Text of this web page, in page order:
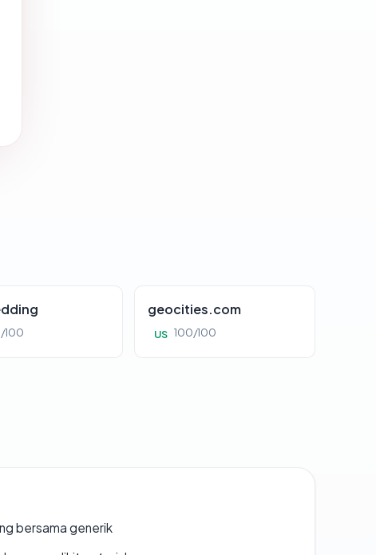
100
geocities.com
US 100/100
bersama generik